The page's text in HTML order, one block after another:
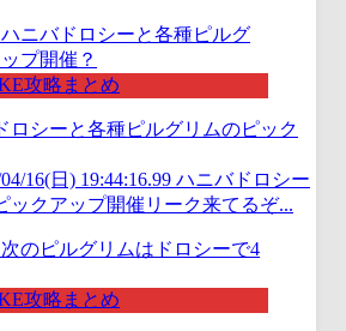
攻略まとめ
ロシーと各種ピルグリムのピック
16(日) 19:44:16.99 ハニバドロシー
ックアップ開催リーク来てるぞ...
攻略まとめ